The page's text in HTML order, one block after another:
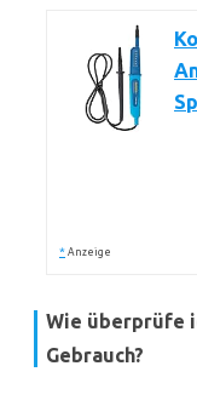
* Anzeige
Wie überprüfe
Gebrauch?